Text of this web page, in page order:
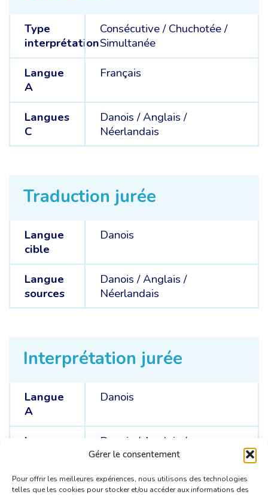
Gérer le consentement
Pour offrir les meilleures expériences, nous utilisons des technologies
telles que les cookies pour stocker et/ou accéder aux informations des
Type
interprétation
Consécutive/Chuchotée/
Simultanée
Langue
A
Français
Langues
C
Danois /Anglais /
Néerlandais
Traduction jurée
Langue
cible
Danois
Langue
sources
Danois /Anglais /
Néerlandais
Interprétation jurée
Langue
A
Danois
Langues
Danois / Anglais /
Néerlandais